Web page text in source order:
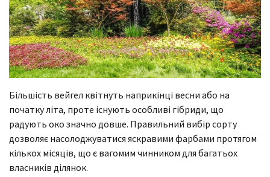
Більшість вейгел квітнуть наприкінці весни або на
початку літа, проте існують особливі гібриди, що
радують око значно довше. Правильний вибір сорту
дозволяє насолоджуватися яскравими фарбами протягом
кількох місяців, що є вагомим чинником для багатьох
власників ділянок.